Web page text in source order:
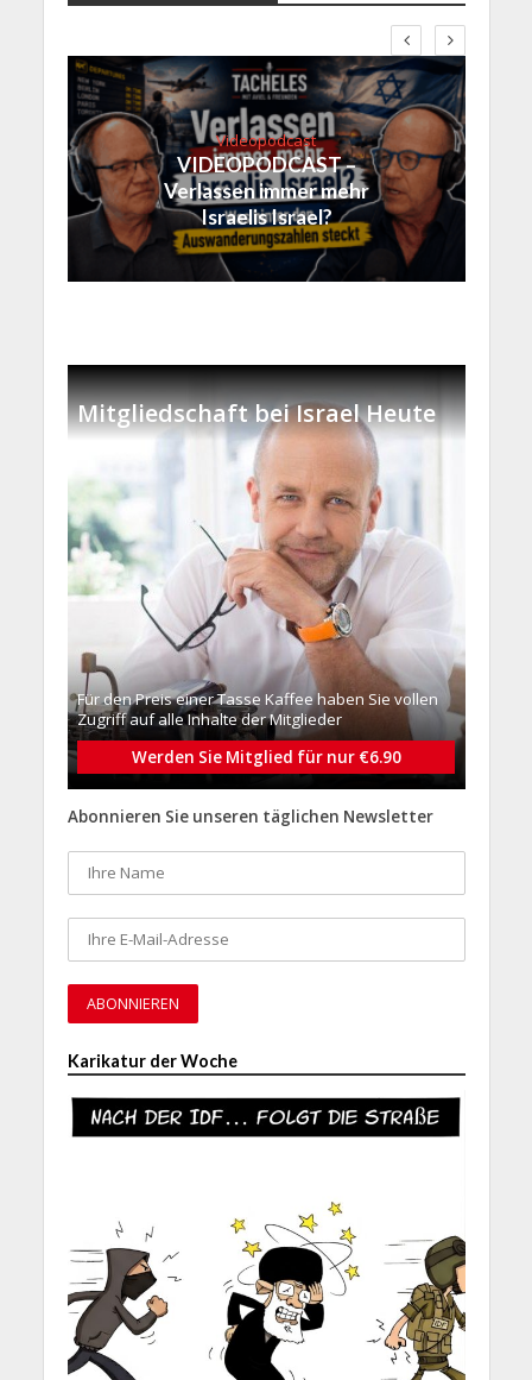
Videopodcast
VIDEOPODCAST –
Verlassen immer mehr
Israelis Israel?
Mitgliedschaft bei Israel Heute
Für den Preis einer Tasse Kaffee haben Sie vollen
Zugriff auf alle Inhalte der Mitglieder
Werden Sie Mitglied für nur €6.90
Abonnieren Sie unseren täglichen Newsletter
Karikatur der Woche